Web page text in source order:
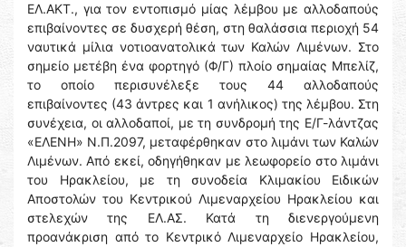
ΕΛ.ΑΚΤ., για τον εντοπισμό μίας λέμβου με αλλοδαπούς
επιβαίνοντες σε δυσχερή θέση, στη θαλάσσια περιοχή 54
ναυτικά μίλια νοτιοανατολικά των Καλών Λιμένων. Στο
σημείο μετέβη ένα φορτηγό (Φ/Γ) πλοίο σημαίας Μπελίζ,
το οποίο περισυνέλεξε τους 44 αλλοδαπούς
επιβαίνοντες (43 άντρες και 1 ανήλικος) της λέμβου. Στη
συνέχεια, οι αλλοδαποί, με τη συνδρομή της Ε/Γ-λάντζας
«ΕΛΕΝΗ» Ν.Π.2097, μεταφέρθηκαν στο λιμάνι των Καλών
Λιμένων. Από εκεί, οδηγήθηκαν με λεωφορείο στο λιμάνι
του Ηρακλείου, με τη συνοδεία Κλιμακίου Ειδικών
Αποστολών του Κεντρικού Λιμεναρχείου Ηρακλείου και
στελεχών της ΕΛ.ΑΣ. Κατά τη διενεργούμενη
προανάκριση από το Κεντρικό Λιμεναρχείο Ηρακλείου,